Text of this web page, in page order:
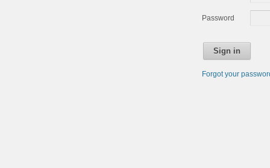
Password
Sign in
Forgot your